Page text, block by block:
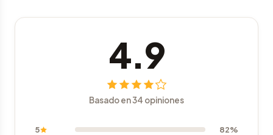
4.9
Basado en 34 opiniones
5
82%